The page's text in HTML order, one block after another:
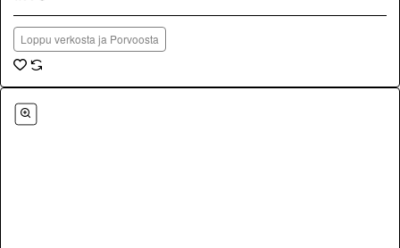
Loppu verkosta ja Porvoosta